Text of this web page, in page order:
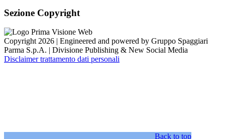
Sezione Copyright
Copyright 2026 | Engineered and powered by Gruppo Spaggiari
Parma S.p.A. | Divisione Publishing & New Social Media
Disclaimer trattamento dati personali
Back to top